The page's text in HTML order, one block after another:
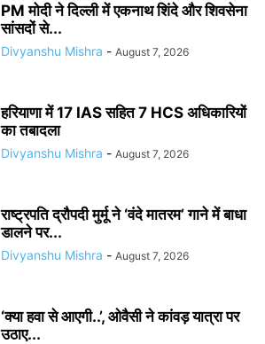
PM मोदी ने दिल्ली में एकनाथ शिंदे और शिवसेना
सांसदों से...
Divyanshu Mishra - August 7, 2026
हरियाणा में 17 IAS सहित 7 HCS अधिकारियों
का तबादला
Divyanshu Mishra - August 7, 2026
राष्ट्रपति द्रौपदी मुर्मू ने ‘वंदे मातरम’ गाने में बाधा
डालने पर...
Divyanshu Mishra - August 7, 2026
‘क्या हवा से आएगी..’, ओवैसी ने कांवड़ यात्रा पर
उठाए...